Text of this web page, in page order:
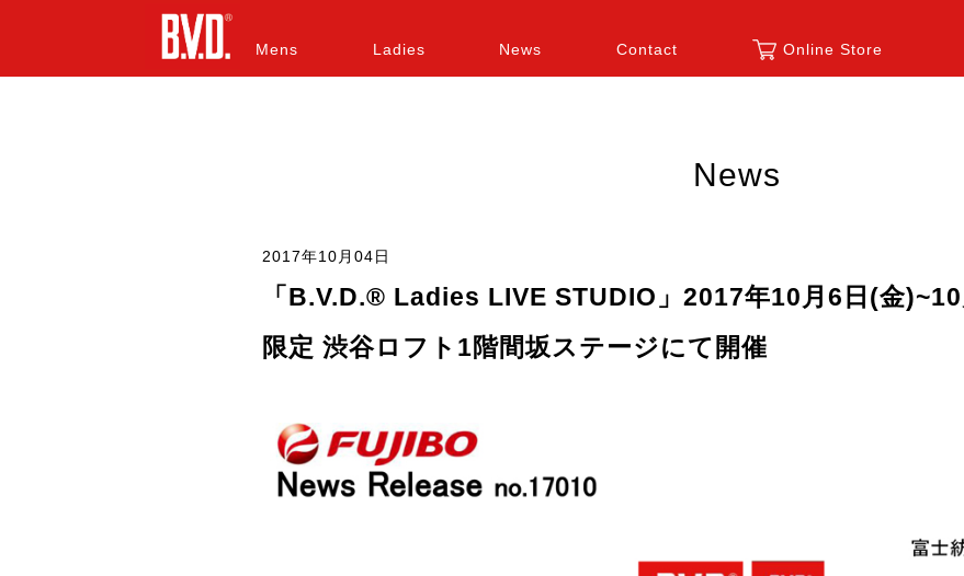
Mens Ladies News Contact Online Store
News
2017年10月04日
「B.V.D.® Ladies LIVE STUDIO」2017年10月6日(金
限定 渋谷ロフト1階間坂ステージにて開催